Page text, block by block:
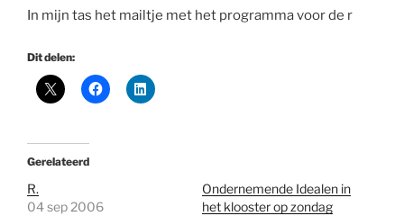
In mijn tas het mailtje met het programma voor de r
Dit delen:
Gerelateerd
R.
04 sep 2006
Ondernemende Idealen in
het klooster op zondag